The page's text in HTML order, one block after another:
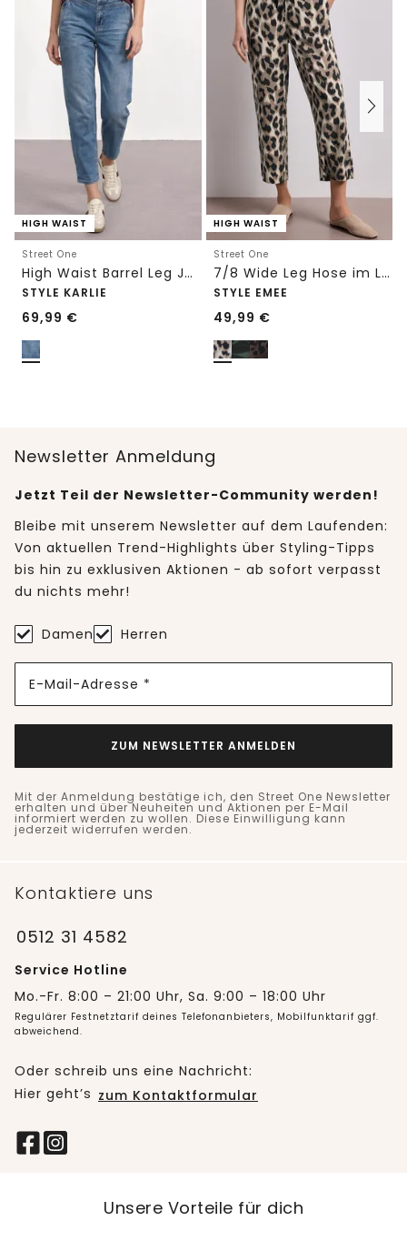
HIGH WAIST
Street One
High Waist Barrel Leg Jeans im Loose Fit
STYLE KARLIE
69,99 €
HIGH WAIST
Street One
7/8 Wide Leg Hose im Loose Fit mit Print
STYLE EMEE
49,99 €
Newsletter Anmeldung
Jetzt Teil der Newsletter-Community werden!
Bleibe mit unserem Newsletter auf dem Laufenden:
Von aktuellen Trend-Highlights über Styling-Tipps
bis hin zu exklusiven Aktionen - ab sofort verpasst
du nichts mehr!
Damen Herren
E-Mail-Adresse *
ZUM NEWSLETTER ANMELDEN
Mit der Anmeldung bestätige ich, den Street One Newsletter
erhalten und über Neuheiten und Aktionen per E-Mail
informiert werden zu wollen. Diese Einwilligung kann
jederzeit widerrufen werden.
Kontaktiere uns
0512 31 4582
Service Hotline
Mo.-Fr. 8:00 – 21:00 Uhr, Sa. 9:00 – 18:00 Uhr
Regulärer Festnetztarif deines Telefonanbieters, Mobilfunktarif ggf.
abweichend.
Oder schreib uns eine Nachricht:
Hier geht’s zum Kontaktformular
Unsere Vorteile für dich